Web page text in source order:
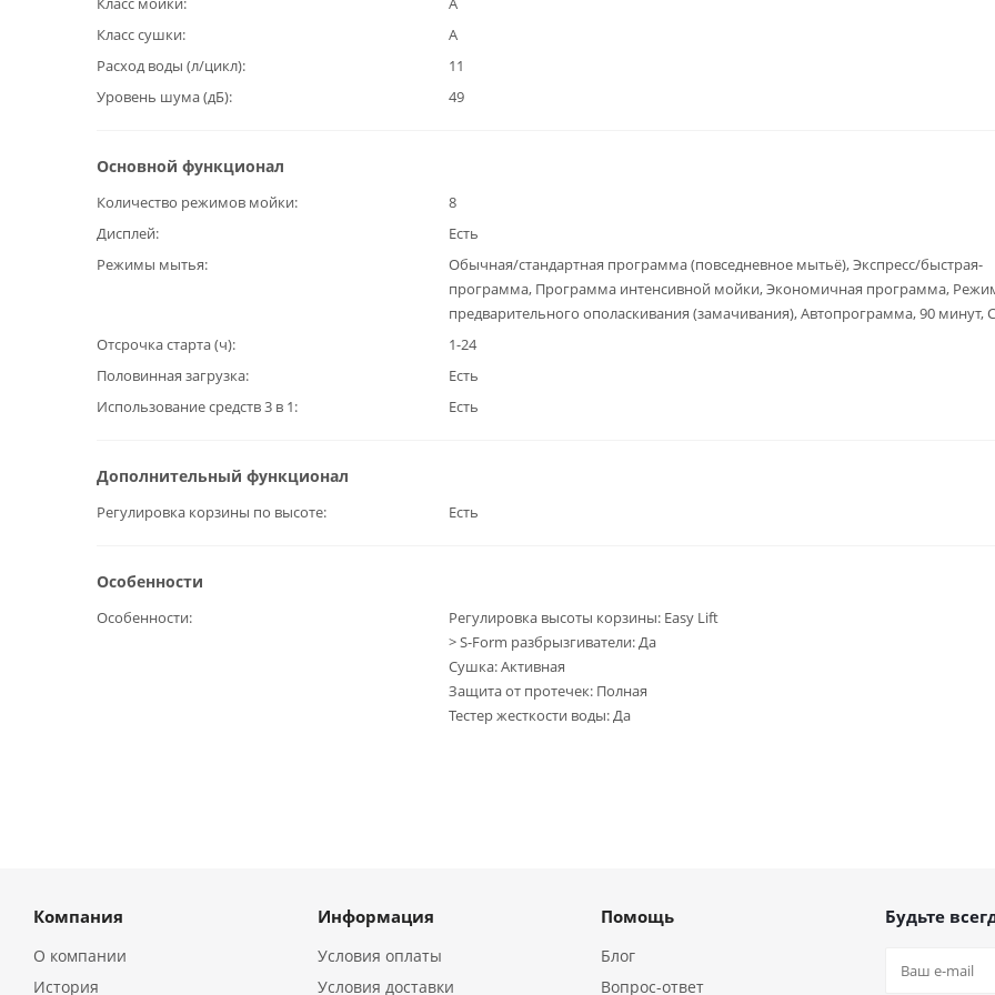
Класс сушки
А
Расход воды (л/цикл)
11
Уровень шума (дБ)
49
Основной функционал
Количество режимов мойки
8
Дисплей
Есть
Режимы мытья
Обычная/стандартная программа (повседневное мытьё), Экспресс/быстрая-
программа, Программа интенсивной мойки, Экономичная программа,
предварительного ополаскивания (замачивания), Автопрограмма, 90 минут,
Отсрочка старта (ч)
1-24
Половинная загрузка
Есть
Использование средств 3 в 1
Есть
Дополнительный функционал
Регулировка корзины по высоте Есть
Особенности
Особенности
Регулировка высоты корзины: Easy Lift
> S-Form разбрызгиватели: Да
Сушка: Активная
Защита от протечек: Полная
Тестер жесткости воды: Да
Компания
О компании
История
Информация
Условия оплаты
Условия доставки
Помощь
Блог
Вопрос-ответ
Будьте